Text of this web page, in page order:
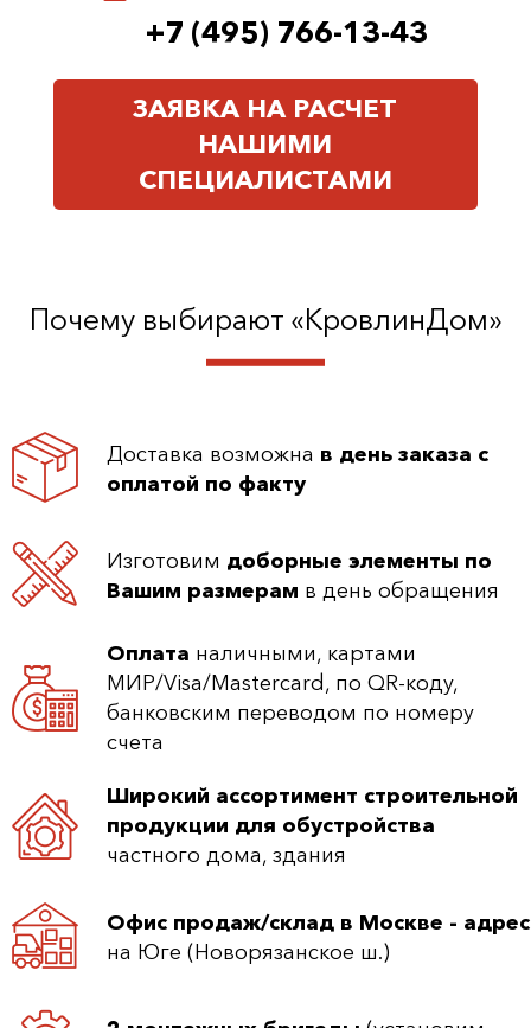
+7 (495) 766-13-43
ЗАЯВКА НА РАСЧЕТ
НАШИМИ
СПЕЦИАЛИСТАМИ
Почему выбирают «КровлинДом»
Доставка возможна в день заказа с
оплатой по факту
Изготовим доборные элементы по
Вашим размерам в день обращения
Оплата наличными, картами
МИР/Visa/Mastercard, по QR-коду,
банковским переводом по номеру
счета
Широкий ассортимент строительной
продукции для обустройства
частного дома, здания
Офис продаж/склад в Москве - адрес
на Юге (Новорязанское ш.)